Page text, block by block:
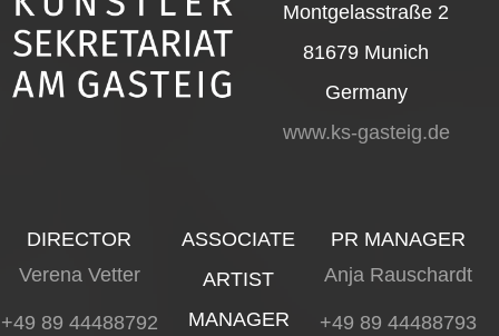
Montgelasstraße 2
81679 Munich
Germany
www.ks-gasteig.de
DIRECTOR
Verena Vetter
+49 89 44488792
ASSOCIATE
ARTIST
MANAGER
PR MANAGER
Anja Rauschardt
+49 89 44488793